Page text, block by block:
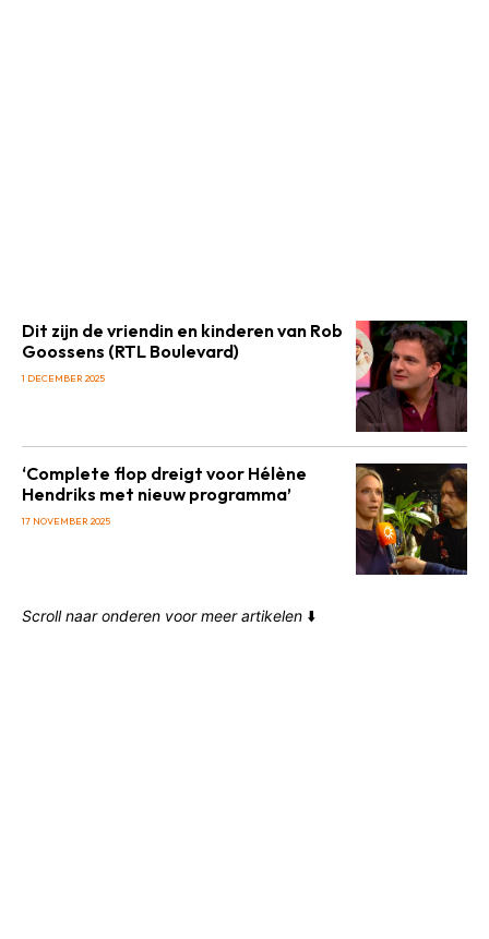
Dit zijn de vriendin en kinderen van Rob
Goossens (RTL Boulevard)
1 DECEMBER 2025
‘Complete flop dreigt voor Hélène
Hendriks met nieuw programma’
17 NOVEMBER 2025
Scroll naar onderen voor meer artikelen ⬇️